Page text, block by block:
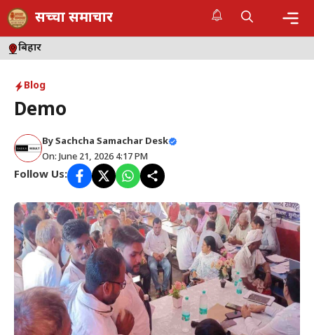
Skip
to
content
सच्चा समाचार
बिहार
Blog
Demo
BySachcha Samachar Desk
On: June 21, 2026 4:17 PM
Follow Us: